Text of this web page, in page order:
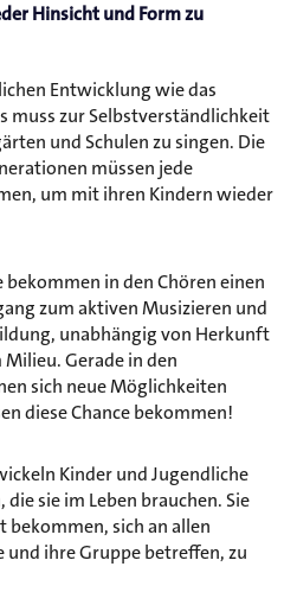
Hinsicht und Form zu
Entwicklung wie das
muss zur Selbstverständlichkeit
und Schulen zu singen. Die
müssen jede
um mit ihren Kindern wieder
in den Chören einen
zum aktiven Musizieren und
unabhängig von Herkunft
Gerade in den
sich neue Möglichkeiten
diese Chance bekommen!
Kinder und Jugendliche
sie im Leben brauchen. Sie
bekommen, sich an allen
und ihre Gruppe betreffen, zu